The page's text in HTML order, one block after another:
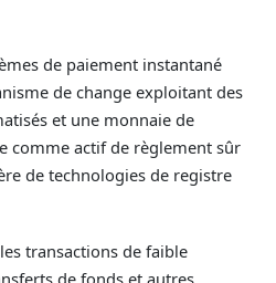
de paiement instantané
de change exploitant des
et une monnaie de
comme actif de règlement sûr
de technologies de registre
transactions de faible
de fonds et autres